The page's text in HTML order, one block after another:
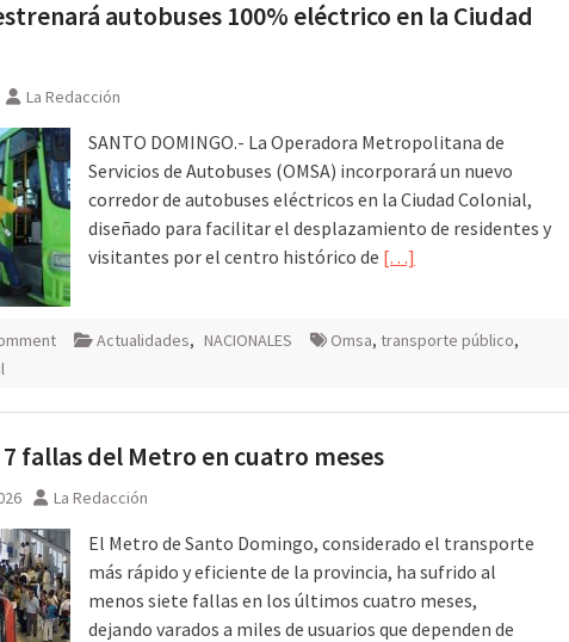
autobuses 100% eléctrico en la Ciudad
La Redacción
SANTO DOMINGO.- La Operadora Metropolitana de
Servicios de Autobuses (OMSA) incorporará un nuevo
corredor de autobuses eléctricos en la Ciudad Colonial,
diseñado para facilitar el desplazamiento de residentes y
visitantes por el centro histórico de […]
Actualidades, NACIONALES Omsa, transporte público,
fallas del Metro en cuatro meses
La Redacción
El Metro de Santo Domingo, considerado el transporte
más rápido y eficiente de la provincia, ha sufrido al
menos siete fallas en los últimos cuatro meses,
dejando varados a miles de usuarios que dependen de